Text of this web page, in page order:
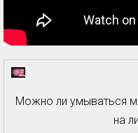
Можно ли умываться
на